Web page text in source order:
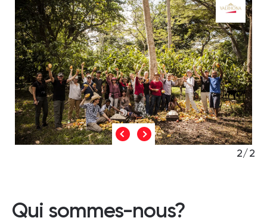
2/2
Qui sommes-nous?